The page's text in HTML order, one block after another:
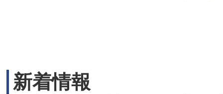
新着情報